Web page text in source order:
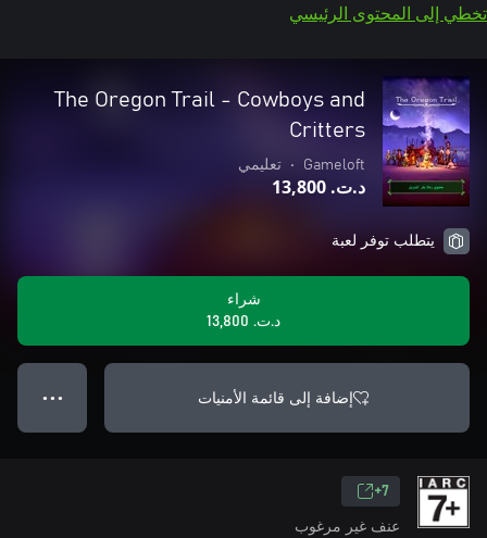
تخطي إلى المحتوى الرئيسي
The Oregon Trail - Cowboys and
Critters
Gameloft
• تعليمي
د.ت.‏ 13,800
يتطلب توفر لعبة
شراء
د.ت.‏ 13,800
إضافة إلى قائمة الأمنيات ● ● ●
7+
عنف غير مرغوب